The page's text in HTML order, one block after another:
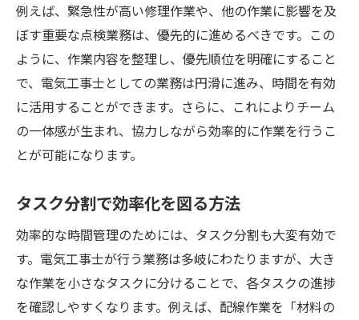
緊急事態に備えた時間配分
時間管理で差をつける電気工事士の実践術
先輩から学ぶ時間管理のコツ
現場での経験を活かした時間活用
時間管理の失敗を成功に変える方法
小さな改善で生産性をアップする
自己成長を助ける時間管理法
電気工事士が生産性を最大化するための時間管
理法
最適な作業環境の整備
長期的な視点でのスケジュール管理
例えば、緊急性が高い修理作業や、他の作業に影響を及
ぼす重要な点検業務は、優先的に進めるべきです。この
ように、作業内容を整理し、優先順位を明確にすること
で、電気工事士としての業務は円滑に進み、時間を有効
に活用することができます。さらに、これによりチーム
の一体感が生まれ、協力しながら効率的に作業を行うこ
とが可能になります。
タスク分割で効率化を図る方法
効率的な時間管理のためには、タスク分割も大変有効で
す。電気工事士が行う業務は多岐にわたりますが、大き
な作業を小さなタスクに分けることで、各タスクの進捗
を確認しやすくなります。例えば、配線作業を「材料の